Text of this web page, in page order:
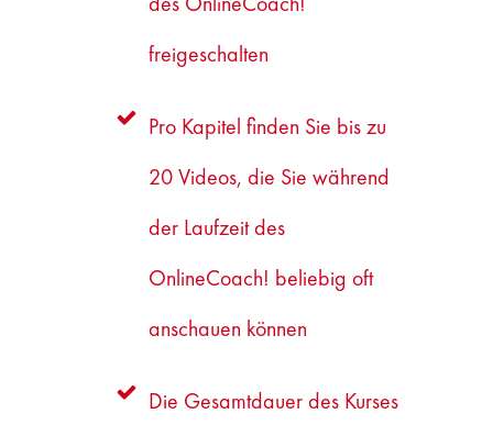
freigeschalten
Pro Kapitel finden Sie bis zu
20 Videos, die Sie während
der Laufzeit des
OnlineCoach! beliebig oft
anschauen können
Die Gesamtdauer des Kurses